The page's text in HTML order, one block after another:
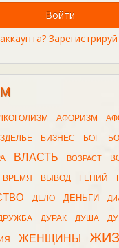
Войти
АФОРИЗМ
БИЗНЕС БОГ
ВЛАСТЬ ВОЗРАСТ
ВРЕМЯ ВЫВОД ГЕНИЙ
ДЕЛО ДЕНЬГИ
ДУРАК ДУША
ЖЕНЩИНЫ